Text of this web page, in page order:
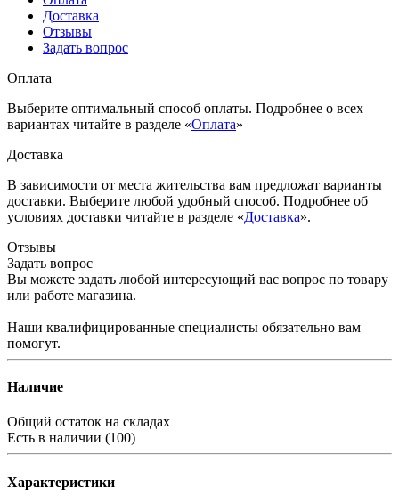
Доставка
Отзывы
Задать вопрос
Оплата
Выберите оптимальный способ оплаты. Подробнее о всех
вариантах читайте в разделе «Оплата»
Доставка
В зависимости от места жительства вам предложат варианты
доставки. Выберите любой удобный способ. Подробнее об
условиях доставки читайте в разделе «Доставка».
Отзывы
Задать вопрос
Вы можете задать любой интересующий вас вопрос по товару
или работе магазина.
Наши квалифицированные специалисты обязательно вам
помогут.
Наличие
Общий остаток на складах
Есть в наличии (100)
Характеристики